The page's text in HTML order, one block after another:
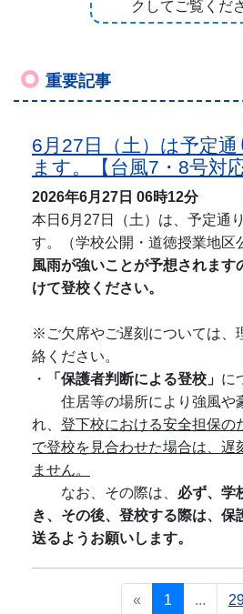
クしてご覧くだ
重要記事
6月27日（土）は予定
ます。【台風7・8号対応
2026年6月27日 06時12分
本日6月27日（土）は、予定通
す。（学校公開・道徳授業地区
風雨が強いことが予想されます
けて登校ください。
※ご欠席やご遅刻については、
絡ください。
・
「保護者判断による登校」 に
住居等の場所により強風や
れ、 登下校における安全担保の
で登校を見合わせた場合は、遅
ません。
なお、その際は、 必ず、学
き、その後、登校する際は、保
送るようお願いします。
« 1 ...